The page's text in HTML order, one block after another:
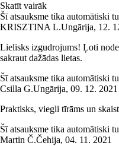
Skatīt vairāk
Šī atsauksme tika automātiski
KRISZTINA L.Ungārija, 12.
Lielisks izgudrojums! Ļoti
sakraut dažādas lietas.
Šī atsauksme tika automātiski
Csilla G.Ungārija, 09. 12. 2021
Praktisks, viegli tīrāms un
Šī atsauksme tika automātiski
Martin Č.Čehija, 04. 11. 2021